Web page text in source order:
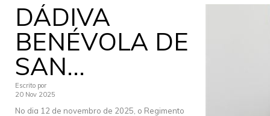
DÁDIVA
BENÉVOLA DE
SAN...
Escrito por
20 Nov 2025
No dia 12 de novembro de 2025, o Regimento